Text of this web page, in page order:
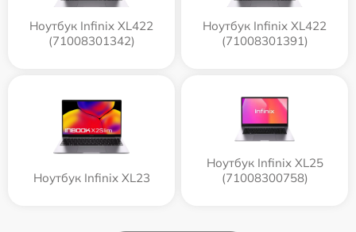
Ноутбук Infinix XL422
(71008301342)
Ноутбук Infinix XL422
(71008301391)
Ноутбук Infinix XL23
Ноутбук Infinix XL25
(71008300758)